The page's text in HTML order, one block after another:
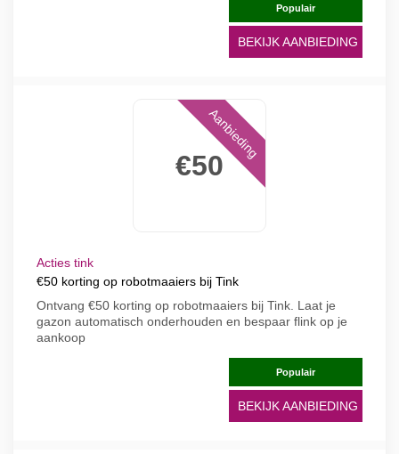
Populair
BEKIJK AANBIEDING
€50
Aanbieding
Acties tink
€50 korting op robotmaaiers bij Tink
Ontvang €50 korting op robotmaaiers bij Tink. Laat je
gazon automatisch onderhouden en bespaar flink op je
aankoop
Populair
BEKIJK AANBIEDING